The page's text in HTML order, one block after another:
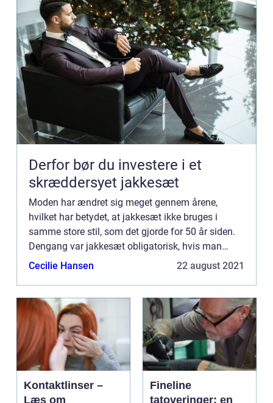
Derfor bør du investere i et
skræddersyet jakkesæt
Moden har ændret sig meget gennem årene,
hvilket har betydet, at jakkesæt ikke bruges i
samme store stil, som det gjorde for 50 år siden.
Dengang var jakkesæt obligatorisk, hvis man
ønskede en højere stilli...
Cecilie Hansen 22 august 2021
Kontaktlinser –
Læs om
Fineline
tatoveringer: en